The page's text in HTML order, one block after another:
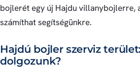
bojlerét egy új Hajdu villanybojlerre,
számíthat segítségünkre.
Hajdú bojler szerviz
dolgozunk?